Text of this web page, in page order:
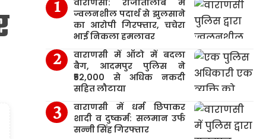
वाराणसी: राजातालाब में
ज्वलनशील पदार्थ से झुलसाने
का आरोपी गिरफ्तार, चचेरा
भाई निकला हमलावर
वाराणसी में ऑटो में बदला
बैग, आदमपुर पुलिस ने
₹52,000 से अधिक नकदी
सहित लौटाया
वाराणसी में धर्म छिपाकर
शादी व दुष्कर्म: सलमान उर्फ
सन्नी सिंह गिरफ्तार